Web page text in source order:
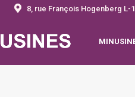
8, rue François Hogenberg L-